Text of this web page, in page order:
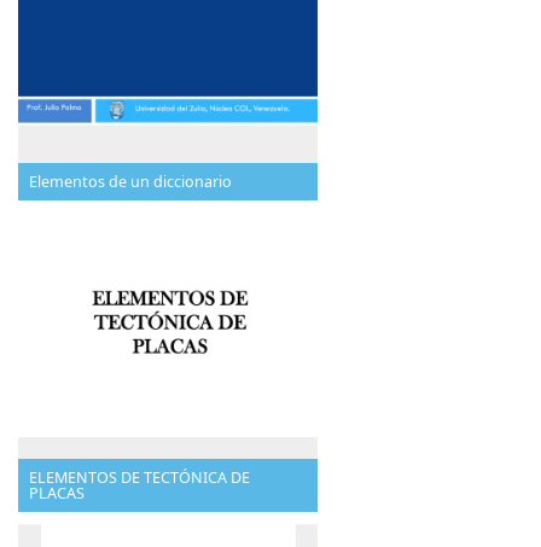
Elementos de un diccionario
ELEMENTOS DE TECTÓNICA DE
PLACAS